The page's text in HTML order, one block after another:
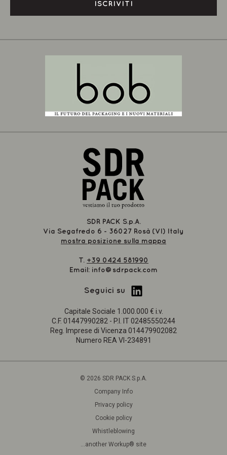
ISCRIVITI
SDR PACK S.p.A.
Via Segafredo 6 - 36027 Rosà (VI) Italy
mostra posizione sulla mappa
T. +39 0424 581990
Email: info@sdrpack.com
Seguici su
Capitale Sociale 1.000.000 € i.v.
C.F. 01447990282 - P.I. IT 02485550244
Reg. Imprese di Vicenza 014479902082
Numero REA VI-234891
© 2026 SDR PACK S.p.A.
Company Info
Privacy policy
Cookie policy
Whistleblowing
...another Workup® site